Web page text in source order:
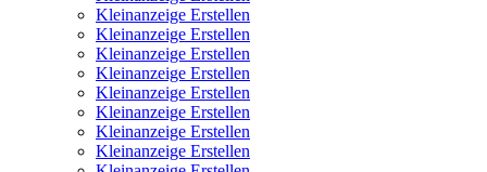
Kleinanzeige Erstellen
Kleinanzeige Erstellen
Kleinanzeige Erstellen
Kleinanzeige Erstellen
Kleinanzeige Erstellen
Kleinanzeige Erstellen
Kleinanzeige Erstellen
Kleinanzeige Erstellen